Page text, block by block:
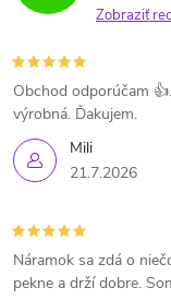
Zobraziť
Mili
21.7.2026
Obchod odporúčam
výrobná. Ďakujem.
Náramok sa zdá o
pekne a drží dobre.